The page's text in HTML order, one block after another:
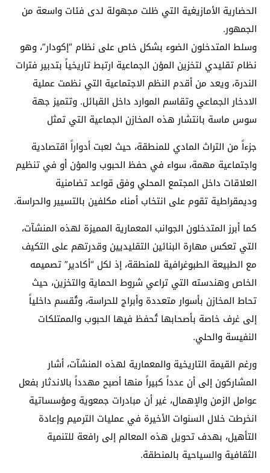
الحضارية الأمازيغية التي ظلت مجهولة لدى فئات واسعة من
الجمهور.
وسلط المتدخلون الضوء بشكل خاص على نظام “إكودار”، وهو
نظام تقليدي لتخزين المؤن الجماعية ارتبط تاريخياً بتدبير فترات
الندرة، ويعد من أقدم النظم الاجتماعية التي نظمت عملية
الادخار الجماعي وتقاسم الموارد داخل القبائل. وتتميز جهة
سوس ماسة بانتشار هذه المخازن الجماعية التي تمثل
جزءاً من التراث المادي للمنطقة، حيث لعبت أدواراً اقتصادية
واجتماعية مهمة، سواء في حفظ الحبوب والمؤن أو في تنظيم
العلاقات داخل المجتمع المحلي وفق قواعد تضامنية
وديمقراطية تقوم على انتخاب أمناء مكلفين بالتسيير والحراسة.
كما أبرز المتدخلون الجوانب المعمارية المميزة لهذه المنشآت،
التي تعكس مهارة البنائين التقليديين وقدرتهم على التكيف
مع الطبيعة الطبوغرافية للمنطقة، إذ لكل “أكادير” تصميمه
الخاص وهندسته التي تراعي شروط الحماية والتخزين، حيث
تحاط المخازن بأسوار متعددة وأبراج للحراسة، وتُقسم داخلياً
إلى غرف خاصة بأصحابها تُحفظ فيها الحبوب والممتلكات
النفيسة والحلي.
ورغم القيمة التاريخية والمعمارية لهذه المنشآت، أشار
المشاركون إلى أن عدداً كبيراً منها أصبح مهدداً بالاندثار بفعل
عوامل الزمن والإهمال، غير أن مبادرات جمعوية ومؤسساتية
انخرطت خلال السنوات الأخيرة في عمليات الترميم وإعادة
التأهيل، بهدف تحويل هذه المعالم إلى رافعة للتنمية
الثقافية والسياحية بالمنطقة.